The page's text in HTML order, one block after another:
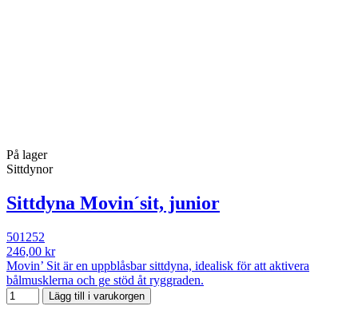
På lager
Sittdynor
Sittdyna Movin´sit, junior
501252
246,00 kr
Movin’ Sit är en uppblåsbar sittdyna, idealisk för att aktivera
bålmusklerna och ge stöd åt ryggraden.
Lägg till i varukorgen